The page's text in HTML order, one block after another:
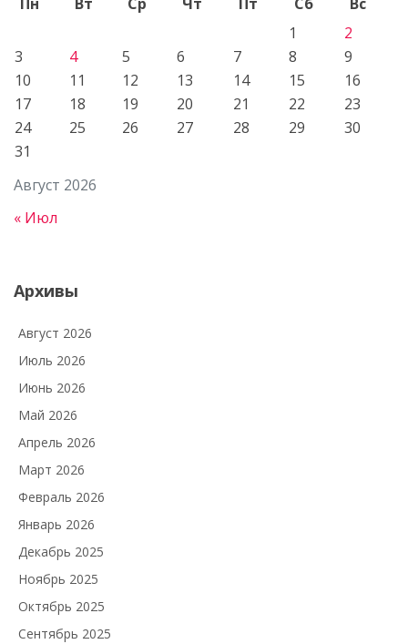
Август 2026
1
2
3
4 5 6 7 8
9
10
11 12 13 14 15
16
17
18 19 20 21 22
23
24
25 26 27 28 29
30
31
« Июл
Архивы
Август 2026
Июль 2026
Июнь 2026
Май 2026
Апрель 2026
Март 2026
Февраль 2026
Январь 2026
Декабрь 2025
Ноябрь 2025
Октябрь 2025
Сентябрь 2025